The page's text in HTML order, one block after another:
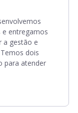
e entregamos
a gestão e
dois
para atender